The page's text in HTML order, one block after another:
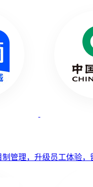
管理，升级员工体验，